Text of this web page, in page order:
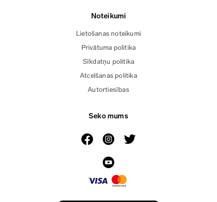
Noteikumi
Lietošanas noteikumi
Privātuma politika
Sīkdatņu politika
Atcelšanas politika
Autortiesības
Seko mums